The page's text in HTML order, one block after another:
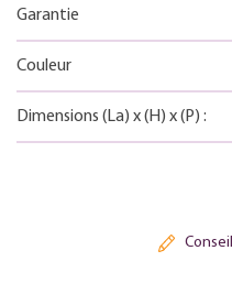
Garantie
Couleur
Dimensions (La) x(H) x(P) :